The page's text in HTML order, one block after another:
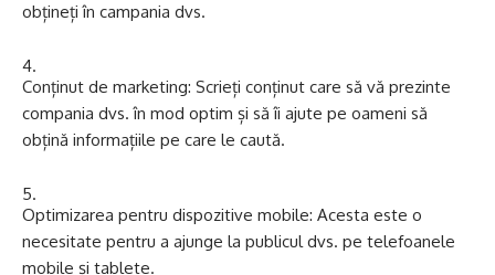
obțineți în campania dvs.
Conținut de marketing: Scrieți conținut care să vă prezinte
compania dvs. în mod optim și să îi ajute pe oameni să
obțină informațiile pe care le caută.
Optimizarea pentru dispozitive mobile: Acesta este o
necesitate pentru a ajunge la publicul dvs. pe telefoanele
mobile și tablete.